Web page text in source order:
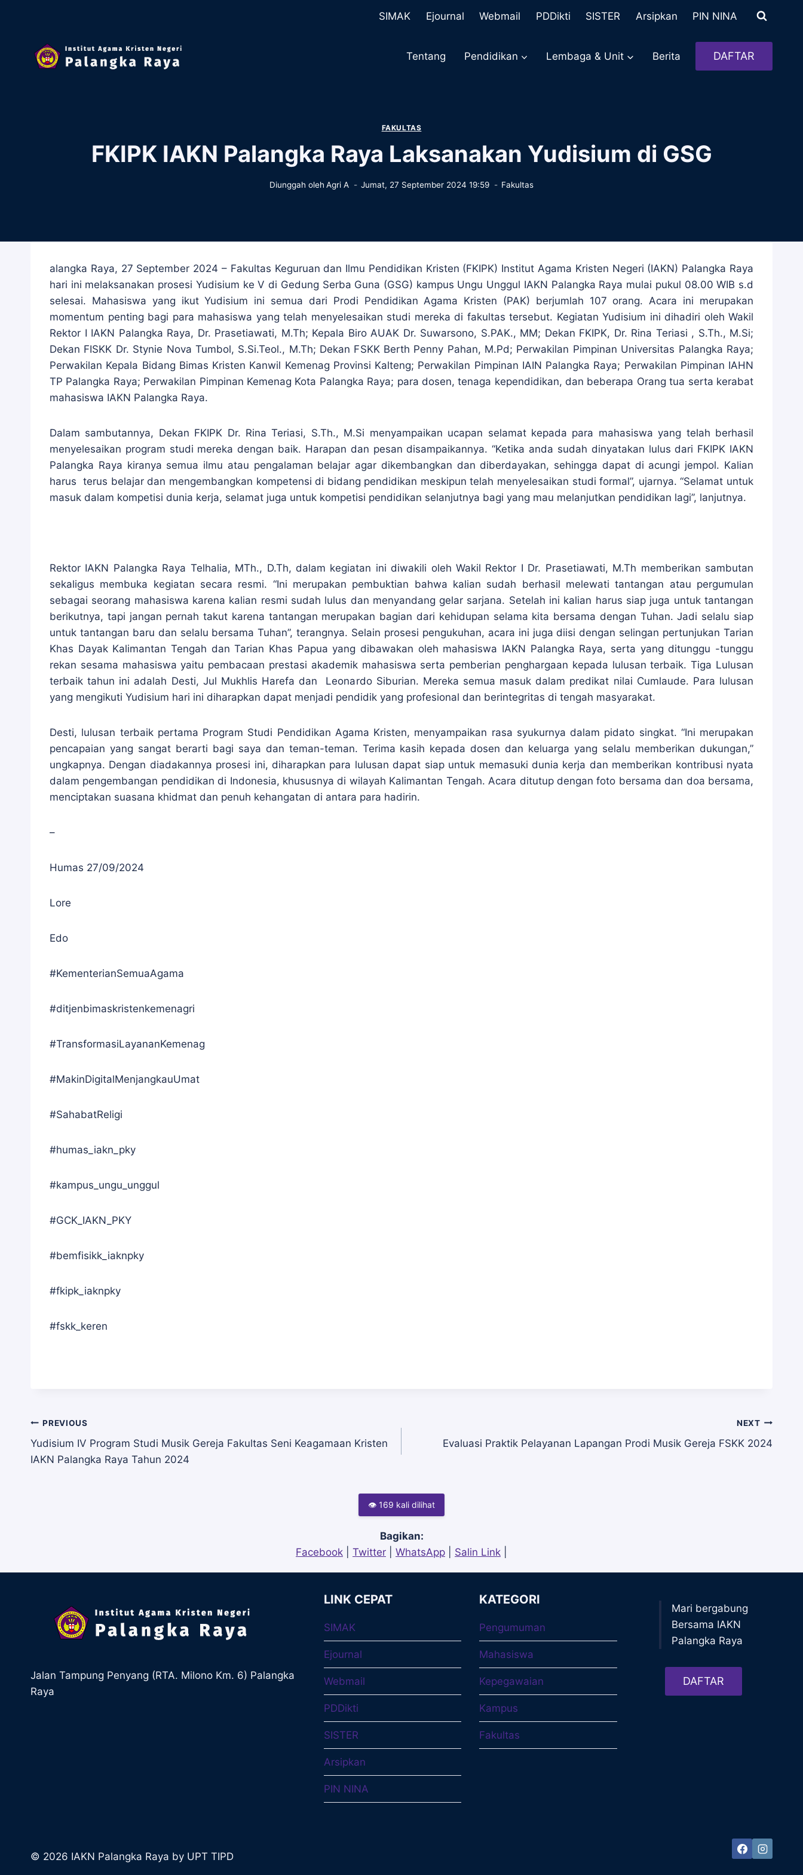
SIMAK Ejournal Webmail PDDikti SISTER Arsipkan PIN NINA
Tentang Pendidikan Lembaga & Unit Berita DAFTAR
FAKULTAS
FKIPK IAKN Palangka Raya Laksanakan Yudisium di GSG
Diunggah oleh Agri A Jumat, 27 September 2024 19:59 Fakultas
alangka Raya, 27 September 2024 – Fakultas Keguruan dan Ilmu Pendidikan Kristen (FKIPK) Institut Agama Kristen Negeri (IAKN) Palangka Raya
hari ini melaksanakan prosesi Yudisium ke V di Gedung Serba Guna (GSG) kampus Ungu Unggul IAKN Palangka Raya mulai pukul 08.00 WIB s.d
selesai. Mahasiswa yang ikut Yudisium ini semua dari Prodi Pendidikan Agama Kristen (PAK) berjumlah 107 orang. Acara ini merupakan
momentum penting bagi para mahasiswa yang telah menyelesaikan studi mereka di fakultas tersebut. Kegiatan Yudisium ini dihadiri oleh Wakil
Rektor I IAKN Palangka Raya, Dr. Prasetiawati, M.Th; Kepala Biro AUAK Dr. Suwarsono, S.PAK., MM; Dekan FKIPK, Dr. Rina Teriasi , S.Th., M.Si;
Dekan FISKK Dr. Stynie Nova Tumbol, S.Si.Teol., M.Th; Dekan FSKK Berth Penny Pahan, M.Pd; Perwakilan Pimpinan Universitas Palangka Raya;
Perwakilan Kepala Bidang Bimas Kristen Kanwil Kemenag Provinsi Kalteng; Perwakilan Pimpinan IAIN Palangka Raya; Perwakilan Pimpinan IAHN
TP Palangka Raya; Perwakilan Pimpinan Kemenag Kota Palangka Raya; para dosen, tenaga kependidikan, dan beberapa Orang tua serta kerabat
mahasiswa IAKN Palangka Raya.
Dalam sambutannya, Dekan FKIPK Dr. Rina Teriasi, S.Th., M.Si menyampaikan ucapan selamat kepada para mahasiswa yang telah berhasil
menyelesaikan program studi mereka dengan baik. Harapan dan pesan disampaikannya. “Ketika anda sudah dinyatakan lulus dari FKIPK IAKN
Palangka Raya kiranya semua ilmu atau pengalaman belajar agar dikembangkan dan diberdayakan, sehingga dapat di acungi jempol. Kalian
harus terus belajar dan mengembangkan kompetensi di bidang pendidikan meskipun telah menyelesaikan studi formal”, ujarnya. “Selamat untuk
masuk dalam kompetisi dunia kerja, selamat juga untuk kompetisi pendidikan selanjutnya bagi yang mau melanjutkan pendidikan lagi”, lanjutnya.
Rektor IAKN Palangka Raya Telhalia, MTh., D.Th, dalam kegiatan ini diwakili oleh Wakil Rektor I Dr. Prasetiawati, M.Th memberikan sambutan
sekaligus membuka kegiatan secara resmi. “Ini merupakan pembuktian bahwa kalian sudah berhasil melewati tantangan atau pergumulan
sebagai seorang mahasiswa karena kalian resmi sudah lulus dan menyandang gelar sarjana. Setelah ini kalian harus siap juga untuk tantangan
berikutnya, tapi jangan pernah takut karena tantangan merupakan bagian dari kehidupan selama kita bersama dengan Tuhan. Jadi selalu siap
untuk tantangan baru dan selalu bersama Tuhan”, terangnya. Selain prosesi pengukuhan, acara ini juga diisi dengan selingan pertunjukan Tarian
Khas Dayak Kalimantan Tengah dan Tarian Khas Papua yang dibawakan oleh mahasiswa IAKN Palangka Raya, serta yang ditunggu -tunggu
rekan sesama mahasiswa yaitu pembacaan prestasi akademik mahasiswa serta pemberian penghargaan kepada lulusan terbaik. Tiga Lulusan
terbaik tahun ini adalah Desti, Jul Mukhlis Harefa dan Leonardo Siburian. Mereka semua masuk dalam predikat nilai Cumlaude. Para lulusan
yang mengikuti Yudisium hari ini diharapkan dapat menjadi pendidik yang profesional dan berintegritas di tengah masyarakat.
Desti, lulusan terbaik pertama Program Studi Pendidikan Agama Kristen, menyampaikan rasa syukurnya dalam pidato singkat. “Ini merupakan
pencapaian yang sangat berarti bagi saya dan teman-teman. Terima kasih kepada dosen dan keluarga yang selalu memberikan dukungan,”
ungkapnya. Dengan diadakannya prosesi ini, diharapkan para lulusan dapat siap untuk memasuki dunia kerja dan memberikan kontribusi nyata
dalam pengembangan pendidikan di Indonesia, khususnya di wilayah Kalimantan Tengah. Acara ditutup dengan foto bersama dan doa bersama,
menciptakan suasana khidmat dan penuh kehangatan di antara para hadirin.
–
Humas 27/09/2024
Lore
Edo
#KementerianSemuaAgama
#ditjenbimaskristenkemenagri
#TransformasiLayananKemenag
#MakinDigitalMenjangkauUmat
#SahabatReligi
#humas_iakn_pky
#kampus_ungu_unggul
#GCK_IAKN_PKY
#bemfisikk_iaknpky
#fkipk_iaknpky
#fskk_keren
Navigasi
PREVIOUS
Yudisium IV Program Studi Musik Gereja Fakultas Seni Keagamaan Kristen
IAKN Palangka Raya Tahun 2024
NEXT
Evaluasi Praktik Pelayanan Lapangan Prodi Musik Gereja FSKK 2024
👁 169 kali dilihat
Bagikan:
Facebook
Twitter WhatsApp Salin Link
Jalan Tampung Penyang (RTA. Milono Km. 6) Palangka
Raya
LINK CEPAT
SIMAK
Ejournal
Webmail
PDDikti
SISTER
Arsipkan
PIN NINA
KATEGORI
Pengumuman
Mahasiswa
Kepegawaian
Kampus
Fakultas
Mari bergabung
Bersama IAKN
Palangka Raya
DAFTAR
© 2026 IAKN Palangka Raya by UPT TIPD